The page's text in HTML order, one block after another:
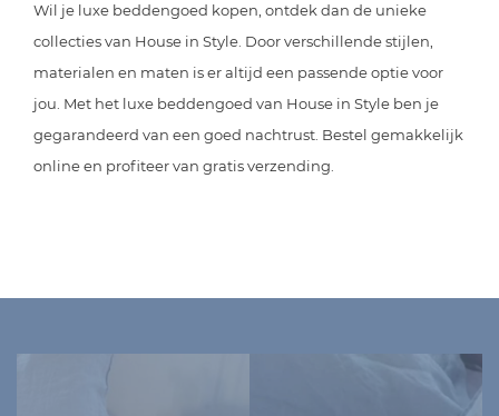
Wil je luxe beddengoed kopen, ontdek dan de unieke
collecties van House in Style. Door verschillende stijlen,
materialen en maten is er altijd een passende optie voor
jou. Met het luxe beddengoed van House in Style ben je
gegarandeerd van een goed nachtrust. Bestel gemakkelijk
online en profiteer van gratis verzending.